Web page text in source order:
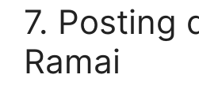
7. Posting
Ramai